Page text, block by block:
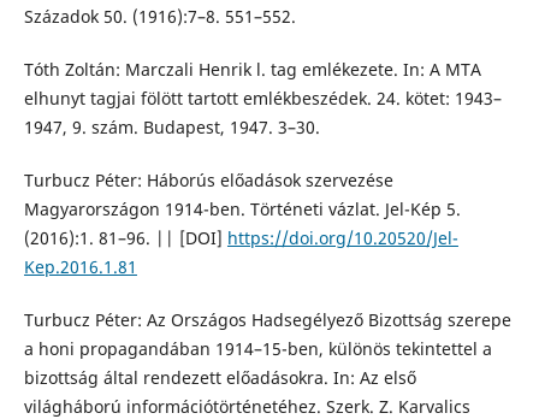
Századok 50. (1916):7–8. 551–552.
Tóth Zoltán: Marczali Henrik l. tag emlékezete. In: A MTA
elhunyt tagjai fölött tartott emlékbeszédek. 24. kötet: 1943–
1947, 9. szám. Budapest, 1947. 3–30.
Turbucz Péter: Háborús előadások szervezése
Magyarországon 1914-ben. Történeti vázlat. Jel-Kép 5.
(2016):1. 81–96. || [DOI] https://doi.org/10.20520/Jel-
Kep.2016.1.81
Turbucz Péter: Az Országos Hadsegélyező Bizottság szerepe
a honi propagandában 1914–15-ben, különös tekintettel a
bizottság által rendezett előadásokra. In: Az első
világháború információtörténetéhez. Szerk. Z. Karvalics